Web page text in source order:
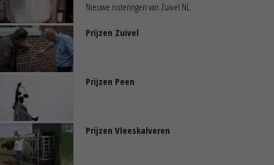
Nieuwe noteringen van Zuivel NL.
Prijzen Zuivel
Prijzen Peen
Prijzen Vleeskalveren